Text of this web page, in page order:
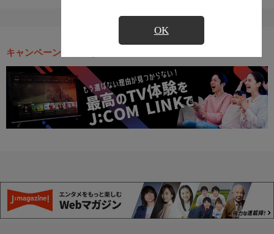
OK
キャンペーン・お得な情報